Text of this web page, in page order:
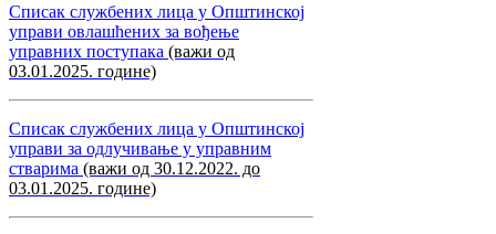
Списак службених лица у Општинској
управи овлашћених за вођење
управних поступака (важи од
03.01.2025. године)
Списак службених лица у Општинској
управи за одлучивање у управним
стварима (важи од 30.12.2022. до
03.01.2025. године)